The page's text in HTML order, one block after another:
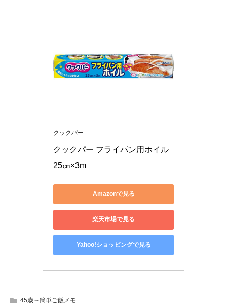
クックパー
クックパー フライパン用ホイル
25㎝×3m
Amazonで見る
楽天市場で見る
Yahoo!ショッピングで見る
45歳～簡単ご飯メモ